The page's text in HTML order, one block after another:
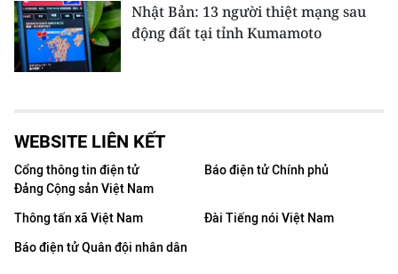
Nhật Bản: 13 người thiệt mạng sau
động đất tại tỉnh Kumamoto
WEBSITE LIÊN KẾT
Cổng thông tin điện tử
Đảng Cộng sản Việt Nam
Báo điện tử Chính phủ
Thông tấn xã Việt Nam
Đài Tiếng nói Việt Nam
Báo điện tử Quân đội nhân dân